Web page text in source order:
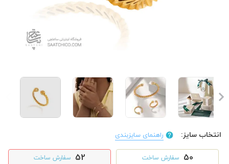
انتخاب سایز: راهنمای سایزبندی
50 سفارش ساخت 52 سفارش ساخت